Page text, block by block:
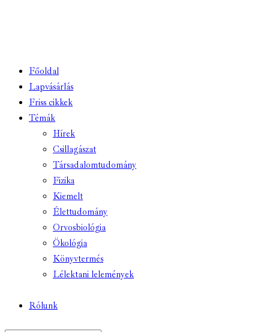
Főoldal
Lapvásárlás
Friss cikkek
Témák
Hírek
Csillagászat
Társadalomtudomány
Fizika
Kiemelt
Élettudomány
Orvosbiológia
Ökológia
Könyvtermés
Lélektani lelemények
Rólunk